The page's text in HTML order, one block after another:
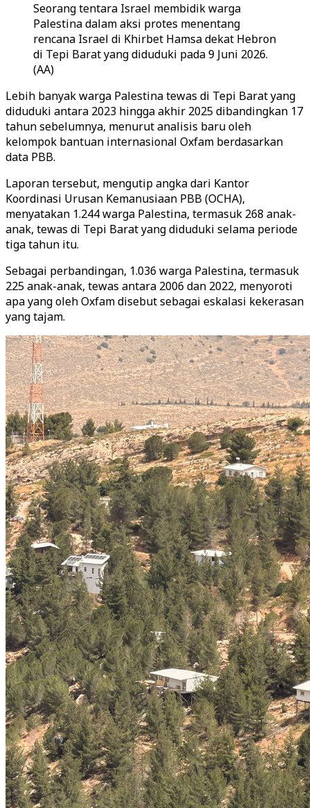
Seorang tentara Israel membidik warga
Palestina dalam aksi protes menentang
rencana Israel di Khirbet Hamsa dekat Hebron
di Tepi Barat yang diduduki pada 9 Juni 2026.
(AA)
Lebih banyak warga Palestina tewas di Tepi Barat yang
diduduki antara 2023 hingga akhir 2025 dibandingkan 17
tahun sebelumnya, menurut analisis baru oleh
kelompok bantuan internasional Oxfam berdasarkan
data PBB.
Laporan tersebut, mengutip angka dari Kantor
Koordinasi Urusan Kemanusiaan PBB (OCHA),
menyatakan 1.244 warga Palestina, termasuk 268 anak-
anak, tewas di Tepi Barat yang diduduki selama periode
tiga tahun itu.
Sebagai perbandingan, 1.036 warga Palestina, termasuk
225 anak-anak, tewas antara 2006 dan 2022, menyoroti
apa yang oleh Oxfam disebut sebagai eskalasi kekerasan
yang tajam.